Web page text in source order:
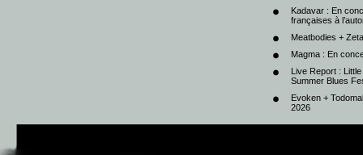
Kadavar : En
françaises à
Meatbodies +
Magma : En
Live Report :
Summer Blues
Evoken +
2026